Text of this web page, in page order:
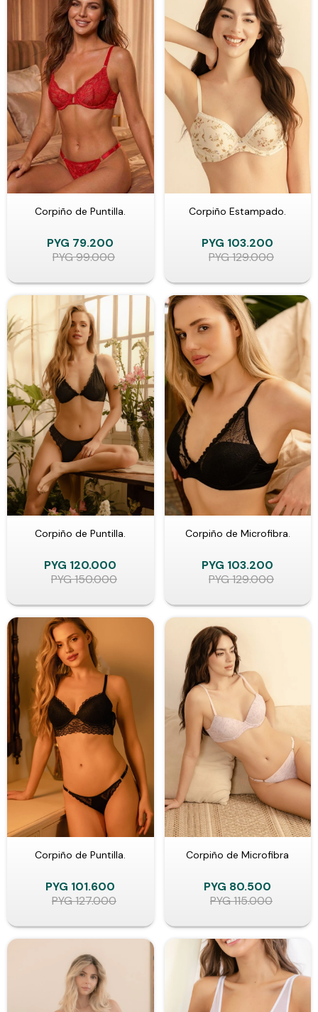
Corpiño de Puntilla.
PYG 79.200
PYG99.000
Corpiño Estampado.
PYG 103.200
PYG129.000
Corpiño de Puntilla.
PYG 120.000
PYG150.000
Corpiño de Microfibra.
PYG 103.200
PYG129.000
Corpiño de Puntilla.
PYG 101.600
PYG127.000
Corpiño de Microfibra
PYG 80.500
PYG115.000